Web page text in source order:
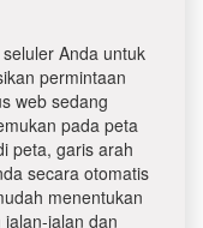
Anda untuk
permintaan
web sedang
pada peta
peta, garis arah
secara otomatis
menentukan
jalan dan